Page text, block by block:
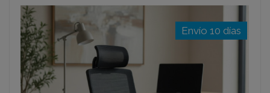
Envío 10 días